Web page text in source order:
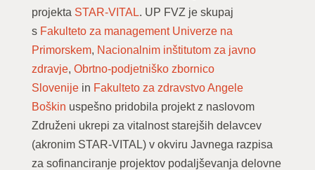
projekta STAR-VITAL. UP FVZ je skupaj
s Fakulteto za management Univerze na
Primorskem, Nacionalnim inštitutom za javno
zdravje, Obrtno-podjetniško zbornico
Slovenijein Fakulteto za zdravstvo Angele
Boškin uspešno pridobila projekt z naslovom
Združeni ukrepi za vitalnost starejših delavcev
(akronim STAR-VITAL) v okviru Javnega razpisa
za sofinanciranje projektov podaljševanja delovne